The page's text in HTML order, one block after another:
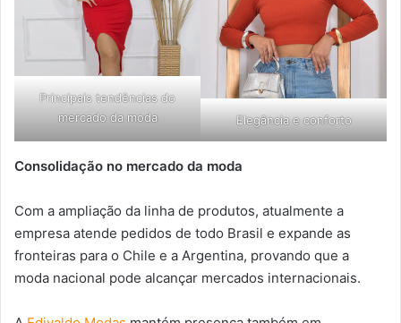
Principais tendências do
mercado da moda
Elegância e conforto
Consolidação no mercado da moda
Com a ampliação da linha de produtos, atualmente a
empresa atende pedidos de todo Brasil e expande as
fronteiras para o Chile e a Argentina, provando que a
moda nacional pode alcançar mercados internacionais.